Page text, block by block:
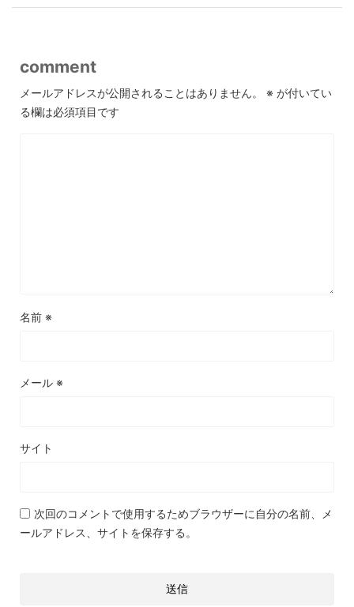
comment
メールアドレスが公開されることはありません。 ※ が付いてい
る欄は必須項目です
名前 ※
メール ※
サイト
次回のコメントで使用するためブラウザーに自分の名前、メ
ールアドレス、サイトを保存する。